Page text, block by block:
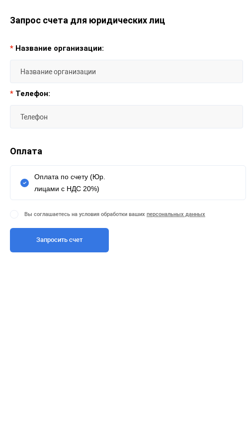
Запрос счета для юридических лиц
* Название организации:
* Телефон:
Оплата
Оплата по счету (Юр.
лицами с НДС 20%)
Вы соглашаетесь на условия обработки ваших персональных данных